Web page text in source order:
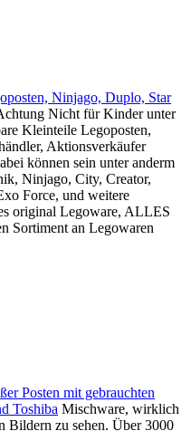
Ninjago, Duplo, Star
Nicht für Kinder unter
Kleinteile Legoposten,
Aktionsverkäufer
können sein unter anderm
Ninjago, City, Creator,
Force, und weitere
original Legoware, ALLES
Sortiment an Legowaren
Posten mit gebrauchten
Toshiba Mischware, wirklich
Bildern zu sehen. Über 3000